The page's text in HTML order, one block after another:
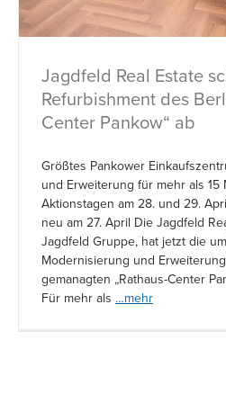
Jagdfeld Real Estate
Refurbishment des
Center Pankow“ ab
Größtes Pankower
und Erweiterung für mehr als 15
Aktionstagen am 28. und 29.
neu am 27. April Die Jagdfeld
Jagdfeld Gruppe, hat jetzt die
Modernisierung und
gemanagten „Rathaus-Center
Für mehr als …mehr